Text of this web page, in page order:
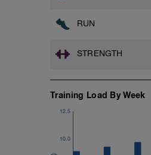
RUN
STRENGTH
Training Load By Week
10.0
12.5